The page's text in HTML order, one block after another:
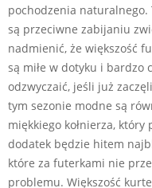
pochodzenia
są przeciwne zabijaniu
nadmienić, że większość
są miłe w dotyku i bardzo
odzwyczaić, jeśli już
tym sezonie modne są
miękkiego kołnierza, który
dodatek będzie hitem
które za futerkami nie
problemu. Większość